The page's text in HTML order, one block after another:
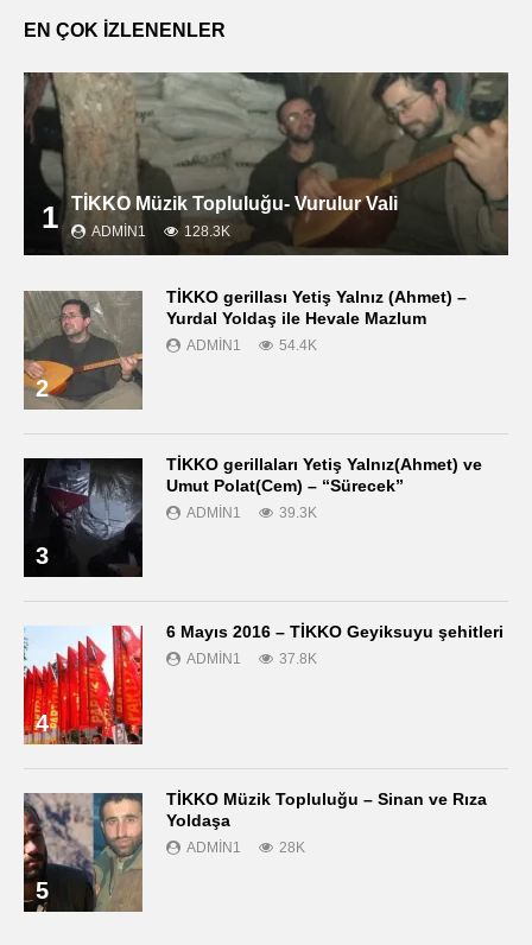
EN ÇOK İZLENENLER
1 TİKKO Müzik Topluluğu- Vurulur Vali
ADMIN1 128.3K
2
TİKKO gerillası Yetiş Yalnız (Ahmet) –
Yurdal Yoldaş ile Hevale Mazlum
ADMIN1 54.4K
3
TİKKO gerillaları Yetiş Yalnız(Ahmet) ve
Umut Polat(Cem) – “Sürecek”
ADMIN1 39.3K
4
6 Mayıs 2016 – TİKKO Geyiksuyu şehitleri
ADMIN1 37.8K
5
TİKKO Müzik Topluluğu – Sinan ve Rıza
Yoldaşa
ADMIN1 28K